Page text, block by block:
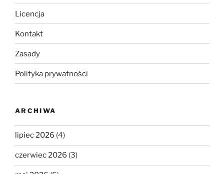
Licencja
Kontakt
Zasady
Polityka prywatności
ARCHIWA
lipiec 2026 (4)
czerwiec 2026 (3)